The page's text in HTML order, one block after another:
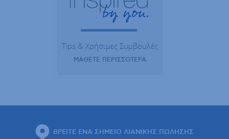
Tips & Χρήσιμες Συμβουλές
ΜΑΘΕΤΕ ΠΕΡΙΣΣΟΤΕΡΑ
ΒΡΕΙΤΕ ΕΝΑ ΣΗΜΕΙΟ ΛΙΑΝΙΚΗΣ ΠΩΛΗΣΗΣ